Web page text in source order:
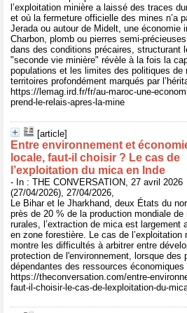
l’exploitation minière a laissé des traces
et où la fermeture officielle des mines n’a
Jerada ou autour de Midelt, une économie
Charbon, plomb ou pierres semi-
dans des conditions précaires, structurant
"seconde vie minière" révèle à la fois la
populations et les limites des politiques de
territoires profondément marqués par
https://lemag.ird.fr/fr/au-maroc-une-
prend-le-relais-apres-la-mine
[article]
Entre environnement et
locale, faut‑il choisir ? Le cas de
l’exploitation du mica en Inde
- In : THE CONVERSATION, 27 avril 2026
(27/04/2026), 27/04/2026,
Le Bihar et le Jharkhand, deux États du
près de 20 % de la production mondiale
rurales, l’extraction de mica est largement
en zone forestière. Le cas de l’exploitation
montre les difficultés à arbitrer entre
protection de l'environnement, lorsque des
dépendantes des ressources économiques
https://theconversation.com/entre-
faut-il-choisir-le-cas-de-lexploitation-du-